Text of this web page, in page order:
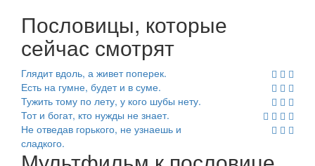
Пословицы, которые
сейчас смотрят
Глядит вдоль, а живет поперек.
Есть на гумне, будет и в суме.
Тужить тому по лету, у кого шубы нету.
Тот и богат, кто нужды не знает.
Не отведав горького, не узнаешь и
сладкого.